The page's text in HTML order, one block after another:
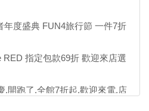
年度盛典 FUN4旅行節 一件7折
RED 指定包款69折 歡迎來店選
.開跑了.全館7折起.歡迎來電.店